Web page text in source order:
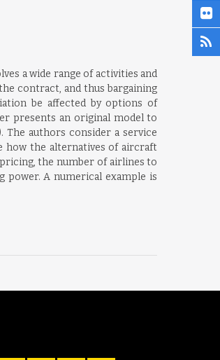
a wide range of activities and
contract, and thus bargaining
be affected by options of
presents an original model to
authors consider a service
how the alternatives of aircraft
the number of airlines to
power. A numerical example is